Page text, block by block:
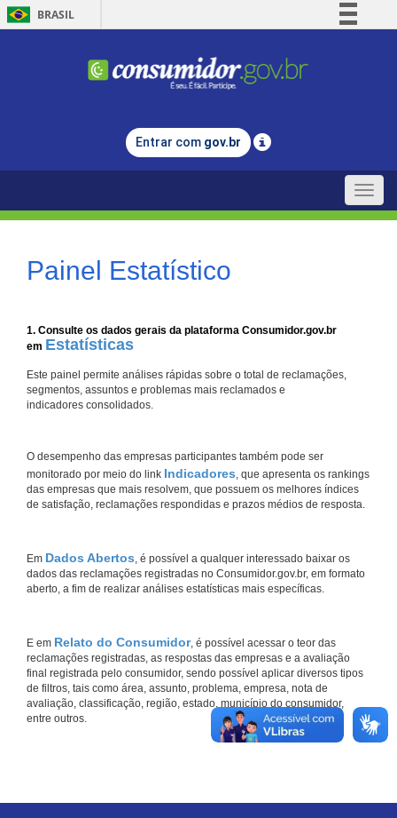
BRASIL
Comunica BR
Legislação
Entrar com gov.br
Toggle
Painel Estatístico
1. Consulte os dados gerais da plataforma Consumidor.gov.br
em Estatísticas
Este painel permite análises rápidas sobre o total de reclamações,
segmentos, assuntos e problemas mais reclamados e
indicadores consolidados.
O desempenho das empresas participantes também pode ser
monitorado por meio do link Indicadores, que apresenta os rankings
das empresas que mais resolvem, que possuem os melhores índices
de satisfação, reclamações respondidas e prazos médios de resposta.
Em Dados Abertos, é possível a qualquer interessado baixar os
dados das reclamações registradas no Consumidor.gov.br, em formato
aberto, a fim de realizar análises estatísticas mais específicas.
E em Relato do Consumidor, é possível acessar o teor das
reclamações registradas, as respostas das empresas e a avaliação
final registrada pelo consumidor, sendo possível aplicar diversos tipos
de filtros, tais como área, assunto, problema, empresa, nota de
avaliação, classificação, região, estado, município do consumidor,
entre outros.